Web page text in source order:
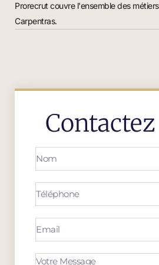
Prorecrut couvre l'ensemble des
Carpentras.